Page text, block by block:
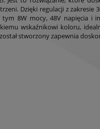
Dzięki regulacji z zakresie
8W mocy, 48V napięcia i
wskaźnikowi koloru,
stworzony zapewnia